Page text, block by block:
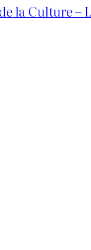
la Culture –